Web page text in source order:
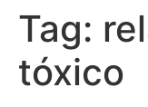
Tag:
tóxico